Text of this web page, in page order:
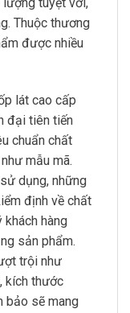
Thuộc thương
được nhiều
lát cao cấp
đại tiên tiến
chuẩn chất
mẫu mã.
dụng, những
định về chất
hàng
sản phẩm.
trội như
kích thước
bảo sẽ mang